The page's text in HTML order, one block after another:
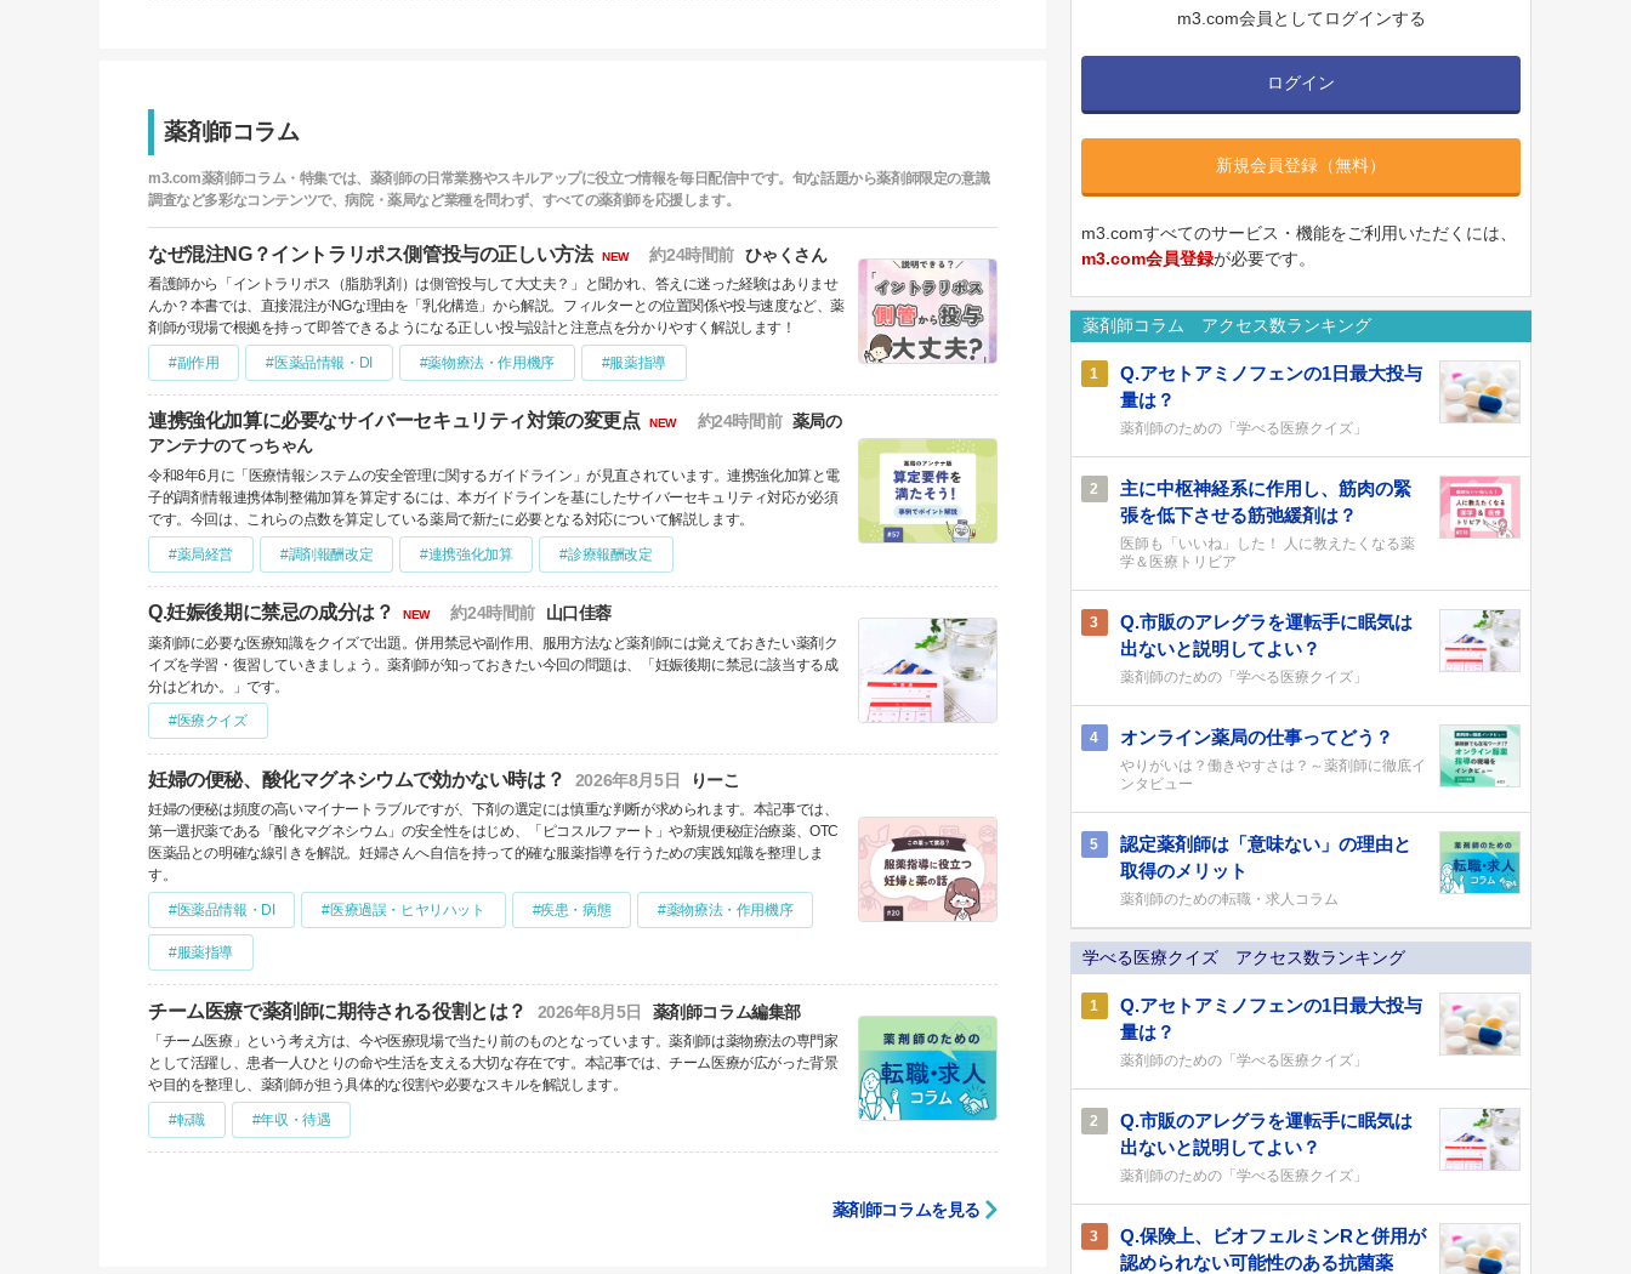
薬剤師コラム
m3.com薬剤師コラム・特集では、薬剤師の日常業務やスキルアップに役立つ情報を毎日配信中です。旬な話題から薬剤師限定の意識
調査など多彩なコンテンツで、病院・薬局など業種を問わず、すべての薬剤師を応援します。
なぜ混注NG？イントラリポス側管投与の正しい方法 NEW 約24時間前 ひゃくさん
看護師から「イントラリポス（脂肪乳剤）は側管投与して大丈夫？」と聞かれ、答えに迷った経験はありませ
んか？本書では、直接混注がNGな理由を「乳化構造」から解説。フィルターとの位置関係や投与速度など、薬
剤師が現場で根拠を持って即答できるようになる正しい投与設計と注意点を分かりやすく解説します！
#副作用 #医薬品情報・DI #薬物療法・作用機序 #服薬指導
連携強化加算に必要なサイバーセキュリティ対策の変更点 NEW 約24時間前 薬局の
アンテナのてっちゃん
令和8年6月に「医療情報システムの安全管理に関するガイドライン」が見直されています。連携強化加算と電
子的調剤情報連携体制整備加算を算定するには、本ガイドラインを基にしたサイバーセキュリティ対応が必須
です。今回は、これらの点数を算定している薬局で新たに必要となる対応について解説します。
#薬局経営 #調剤報酬改定 #連携強化加算 #診療報酬改定
Q.妊娠後期に禁忌の成分は？ NEW 約24時間前 山口佳蓉
薬剤師に必要な医療知識をクイズで出題。併用禁忌や副作用、服用方法など薬剤師には覚えておきたい薬剤ク
イズを学習・復習していきましょう。薬剤師が知っておきたい今回の問題は、「妊娠後期に禁忌に該当する成
分はどれか。」です。
#医療クイズ
妊婦の便秘、酸化マグネシウムで効かない時は？ 2026年8月5日 りーこ
妊婦の便秘は頻度の高いマイナートラブルですが、下剤の選定には慎重な判断が求められます。本記事では、
第一選択薬である「酸化マグネシウム」の安全性をはじめ、「ピコスルファート」や新規便秘症治療薬、OTC
医薬品との明確な線引きを解説。妊婦さんへ自信を持って的確な服薬指導を行うための実践知識を整理しま
す。
#医薬品情報・DI #医療過誤・ヒヤリハット #疾患・病態 #薬物療法・作用機序
#服薬指導
チーム医療で薬剤師に期待される役割とは？ 2026年8月5日 薬剤師コラム編集部
「チーム医療」という考え方は、今や医療現場で当たり前のものとなっています。薬剤師は薬物療法の専門家
として活躍し、患者一人ひとりの命や生活を支える大切な存在です。本記事では、チーム医療が広がった背景
や目的を整理し、薬剤師が担う具体的な役割や必要なスキルを解説します。
#転職 #年収・待遇
薬剤師コラムを見る
m3.com会員としてログインする
ログイン
新規会員登録（無料）
m3.comすべてのサービス・機能をご利用いただくには、
m3.com会員登録が必要です。
薬剤師コラム アクセス数ランキング
1
Q.アセトアミノフェンの1日最大投与
量は？
薬剤師のための「学べる医療クイズ」
2
主に中枢神経系に作用し、筋肉の緊
張を低下させる筋弛緩剤は？
医師も「いいね」した！ 人に教えたくなる薬
学＆医療トリビア
3
Q.市販のアレグラを運転手に眠気は
出ないと説明してよい？
薬剤師のための「学べる医療クイズ」
4 オンライン薬局の仕事ってどう？
やりがいは？働きやすさは？～薬剤師に徹底イ
ンタビュー
5
認定薬剤師は「意味ない」の理由と
取得のメリット
薬剤師のための転職・求人コラム
学べる医療クイズ アクセス数ランキング
1
Q.アセトアミノフェンの1日最大投与
量は？
薬剤師のための「学べる医療クイズ」
2
Q.市販のアレグラを運転手に眠気は
出ないと説明してよい？
薬剤師のための「学べる医療クイズ」
3
Q.保険上、ビオフェルミンRと併用が
認められない可能性のある抗菌薬